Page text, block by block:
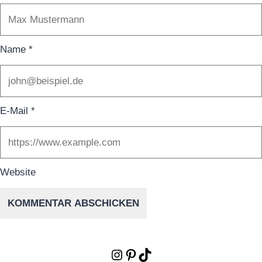
Name *
E-Mail *
Website
Instagram
Pinterest
TikTok